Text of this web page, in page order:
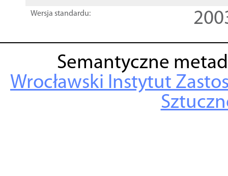
Wersja standardu:
Semantyczne
Wrocławski Instytut